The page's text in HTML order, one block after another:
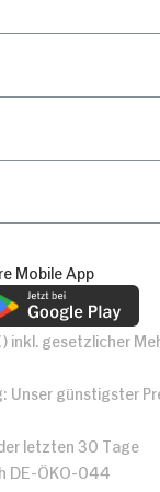
Mobile App
inkl. gesetzlicher
Unser günstigster
letzten 30 Tage
DE-ÖKO-044